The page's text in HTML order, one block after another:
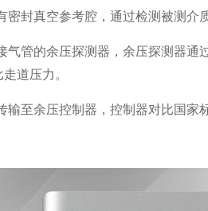
封真空参考腔，通过检测被测介
管的余压探测器，余压探测器通
道压力。
至余压控制器，控制器对比国家